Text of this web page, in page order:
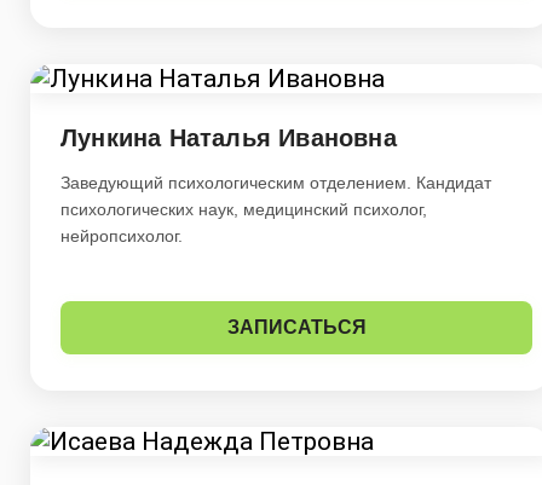
Лункина Наталья Ивановна
Заведующий психологическим отделением. Кандидат
психологических наук, медицинский психолог,
нейропсихолог.
ЗАПИСАТЬСЯ